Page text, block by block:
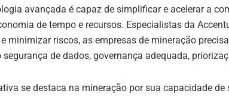
n
o
o
k
m
avançada é capaz de simplificar e acelerar a
de tempo e recursos. Especialistas da
minimizar riscos, as empresas de mineração
de dados, governança adequada,
se destaca na mineração por sua capacidade